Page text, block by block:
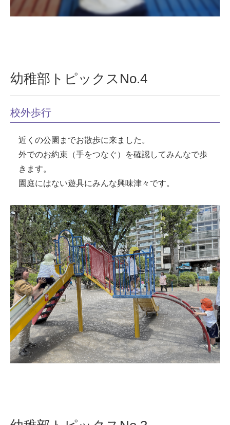
幼稚部トピックスNo.4
校外歩行
近くの公園までお散歩に来ました。
外でのお約束（手をつなぐ）を確認してみんなで歩
きます。
園庭にはない遊具にみんな興味津々です。